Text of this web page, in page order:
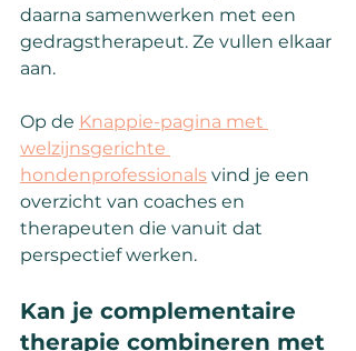
daarna samenwerken met een
gedragstherapeut. Ze vullen elkaar
aan.
Op de Knappie-pagina met
welzijnsgerichte
hondenprofessionals vind je een
overzicht van coaches en
therapeuten die vanuit dat
perspectief werken.
Kan je complementaire
therapie combineren met